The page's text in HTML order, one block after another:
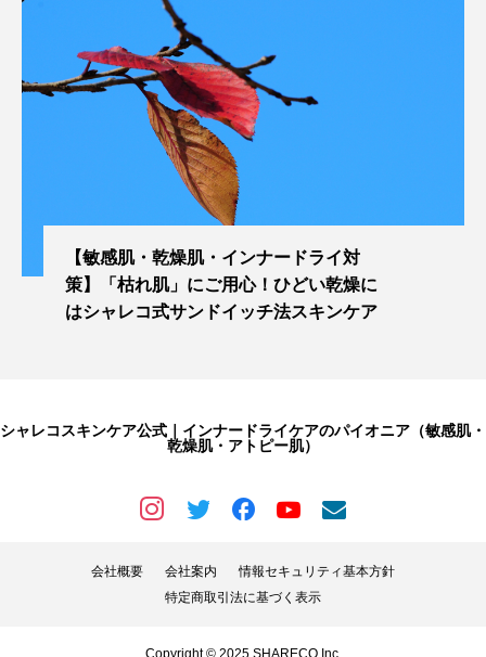
【敏感肌・乾燥肌・インナードライ対
策】「枯れ肌」にご用心！ひどい乾燥に
はシャレコ式サンドイッチ法スキンケア
シャレコスキンケア公式｜インナードライケアのパイオニア（敏感肌・
乾燥肌・アトピー肌）
会社概要 会社案内
情報セキュリティ基本方針
特定商取引法に基づく表示
Copyright © 2025 SHARECO Inc.